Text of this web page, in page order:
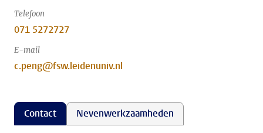
Telefoon
071 5272727
E-mail
c.peng@fsw.leidenuniv.nl
Contact Nevenwerkzaamheden